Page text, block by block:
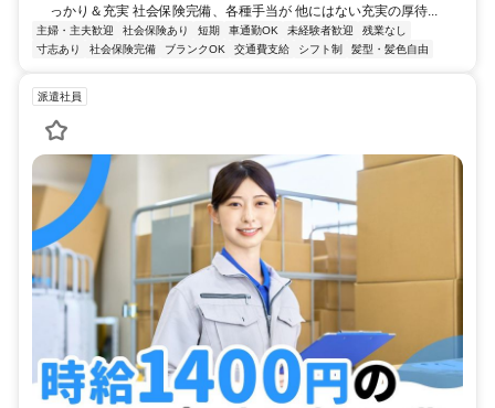
っかり＆充実 社会保険完備、各種手当が 他にはない充実の厚待...
主婦・主夫歓迎 社会保険あり 短期 車通勤OK 未経験者歓迎
残業なし
寸志あり
社会保険完備 ブランクOK 交通費支給 シフト制 髪型・髪色自由
派遣社員